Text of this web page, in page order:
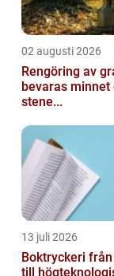
02 augusti 2026
Rengöring av
bevaras minnet
stene...
13 juli 2026
Boktryckeri från hantverk
till